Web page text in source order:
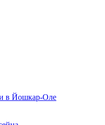
в Йошкар-Оле